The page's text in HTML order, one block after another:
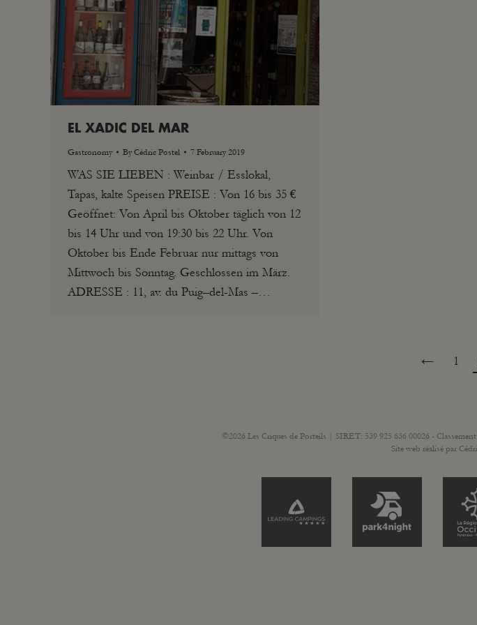
EL XADIC DEL MAR
Gastronomy ByCédric Postel 7 February 2019
WAS SIE LIEBEN : Weinbar / Esslokal,
Tapas, kalte Speisen PREISE : Von 16 bis 35 €
Geöffnet: Von April bis Oktober täglich von 12
bis 14 Uhr und von 19:30 bis 22 Uhr. Von
Oktober bis Ende Februar nur mittags von
Mittwoch bis Sonntag. Geschlossen im März.
ADRESSE : 11, av. du Puig–del-Mas –…
← 1
©2026 Les Criques de Porteils | SIRET: 539 925 636 00026 -
Site web réalisé par